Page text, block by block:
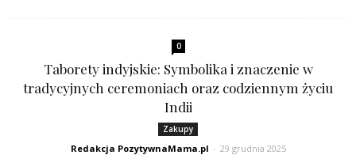
0
Taborety indyjskie: Symbolika i znaczenie w
tradycyjnych ceremoniach oraz codziennym życiu
Indii
Zakupy
Redakcja PozytywnaMama.pl - 29 grudnia 2025